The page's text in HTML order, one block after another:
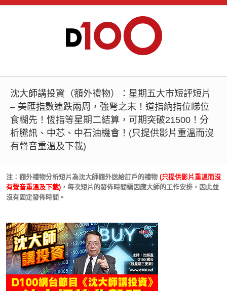
沈大師講投資（額外禮物）：星期五大市短評短片
– 美匯指數連跌兩周，強弩之末！道指納指位睇位
食糊先！恆指等星期二結算，可期突破21500！分
析騰訊、中芯、中石油機會！(只提供影片重溫而沒
有聲音重溫及下載)
注：額外禮物分析短片為沈大師額外送給訂戶的禮物 (只提供影片重溫而沒
有聲音重溫及下載) ，每次短片的發佈時間需因應大師的工作安排，因此並
沒有固定發佈時間。